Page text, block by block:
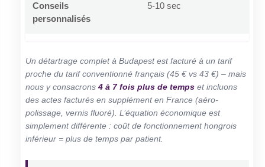
Conseils
personnalisés
5-10 sec
Un détartrage complet à Budapest est facturé à un tarif
proche du tarif conventionné français (45 € vs 43 €) – mais
nous y consacrons 4 à 7 fois plus de tempset incluons
des actes facturés en supplément en France (aéro-
polissage, vernis fluoré). L’équation économique est
simplement différente : coût de fonctionnement hongrois
inférieur = plus de temps par patient.